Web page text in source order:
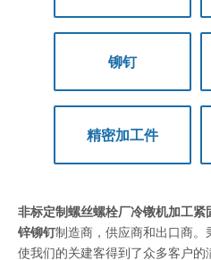
铆钉
精密加工件
非标定制螺丝螺栓厂冷镦机加工紧
锌铆钉制造商，供应商和出口商。
使我们的关建客得到了众多客户